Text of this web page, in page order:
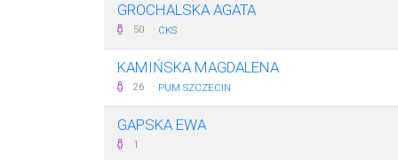
GROCHALSKA AGATA
50 · CKS
KAMIŃSKA MAGDALENA
26 · PUM SZCZECIN
GAPSKA EWA
1